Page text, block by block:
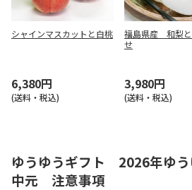
シャインマスカットと白桃
6,380円
(送料・税込)
福島県産 和梨
せ
3,980円
(送料・税込)
ゆうゆうギフト 2026年ゆ
中元 注意事項